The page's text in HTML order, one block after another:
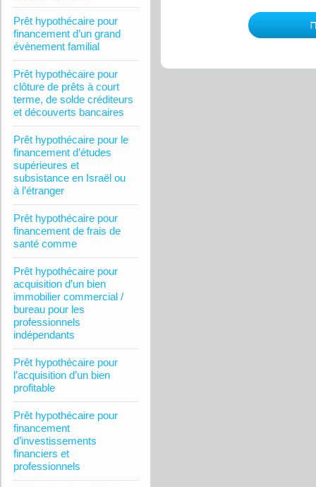
Prêt hypothécaire pour
financement d’un grand
évènement familial
Prêt hypothécaire pour
clôture de prêts à court
terme, de solde créditeurs
et découverts bancaires
Prêt hypothécaire pour le
financement d’études
supérieures et
subsistance en Israël ou
à l’étranger
Prêt hypothécaire pour
financement de frais de
santé comme
Prêt hypothécaire pour
acquisition d’un bien
immobilier commercial /
bureau pour les
professionnels
indépendants
Prêt hypothécaire pour
l’acquisition d’un bien
profitable
Prêt hypothécaire pour
financement
d’investissements
financiers et
professionnels